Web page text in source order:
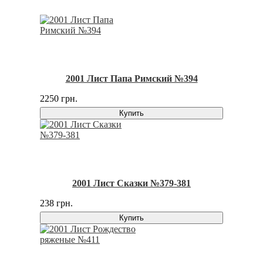
2001 Лист Папа Римский №394
2250 грн.
Купить
2001 Лист Сказки №379-381
238 грн.
Купить